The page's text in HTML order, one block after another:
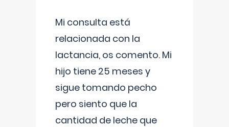
Mi consulta está
relacionada con la
lactancia, os comento. Mi
hijo tiene 25 meses y
sigue tomando pecho
pero siento que la
cantidad de leche que